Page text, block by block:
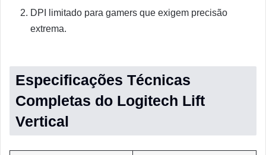
DPI limitado para gamers que exigem precisão
extrema.
Especificações Técnicas
Completas do Logitech Lift
Vertical